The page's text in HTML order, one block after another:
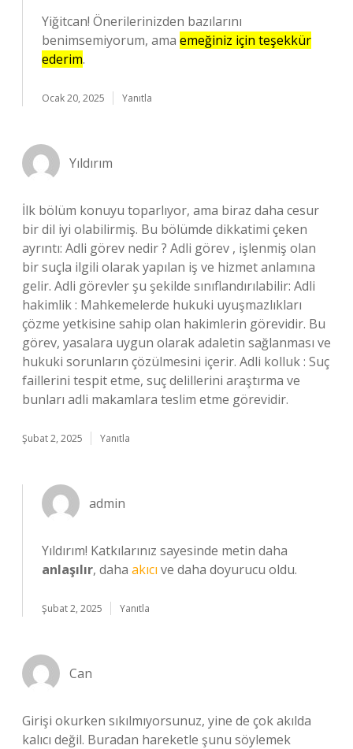
Yiğitcan! Önerilerinizden bazılarını
benimsemiyorum, ama emeğiniz için teşekkür
ederim.
Ocak 20, 2025 Yanıtla
Yıldırım
İlk bölüm konuyu toparlıyor, ama biraz daha cesur
bir dil iyi olabilirmiş. Bu bölümde dikkatimi çeken
ayrıntı: Adli görev nedir ? Adli görev , işlenmiş olan
bir suçla ilgili olarak yapılan iş ve hizmet anlamına
gelir. Adli görevler şu şekilde sınıflandırılabilir: Adli
hakimlik : Mahkemelerde hukuki uyuşmazlıkları
çözme yetkisine sahip olan hakimlerin görevidir. Bu
görev, yasalara uygun olarak adaletin sağlanması ve
hukuki sorunların çözülmesini içerir. Adli kolluk : Suç
faillerini tespit etme, suç delillerini araştırma ve
bunları adli makamlara teslim etme görevidir.
Şubat 2, 2025 Yanıtla
admin
Yıldırım! Katkılarınız sayesinde metin daha
anlaşılır, daha akıcı ve daha doyurucu oldu.
Şubat 2, 2025 Yanıtla
Can
Girişi okurken sıkılmıyorsunuz, yine de çok akılda
kalıcı değil. Buradan hareketle şunu söylemek